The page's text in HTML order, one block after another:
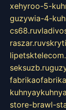
xehyroo-5-
guzywia-4-
cs68.ru
raszar.ru
seksuzb.ru
store-brawl-